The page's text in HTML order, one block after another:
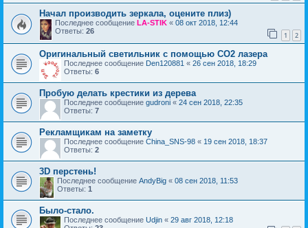
Начал производить зеркала, оцените плиз)
Последнее сообщение LA-STIK « 08 окт 2018, 12:44
Ответы: 26 1 2
Оригинальный светильник с помощью CO2 лазера
Последнее сообщение Den120881 « 26 сен 2018, 18:29
Ответы: 6
Пробую делать крестики из дерева
Последнее сообщение gudroni « 24 сен 2018, 22:35
Ответы: 7
Рекламщикам на заметку
Последнее сообщение China_SNS-98 « 19 сен 2018, 18:37
Ответы: 2
3D перстень!
Последнее сообщение AndyBig « 08 сен 2018, 11:53
Ответы: 1
Было-стало.
Последнее сообщение Udjin « 29 авг 2018, 12:18